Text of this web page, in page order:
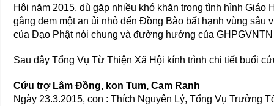
Hội năm 2015, dù gặp nhiều khó khăn trong tình hình Giáo
gắng đem một an ủi nhỏ đến Đồng Bào bất hạnh vùng sâu
của Đạo Phật nói chung và đường hướng của
Sau đây Tổng Vụ Từ Thiện Xã Hội kính trình chi tiết buổi
Cứu trợ Lâm Đồng, kon Tum, Cam Ranh
Ngày 23.3.2015, con : Thích Nguyên Lý, Tổng Vụ Trưởng